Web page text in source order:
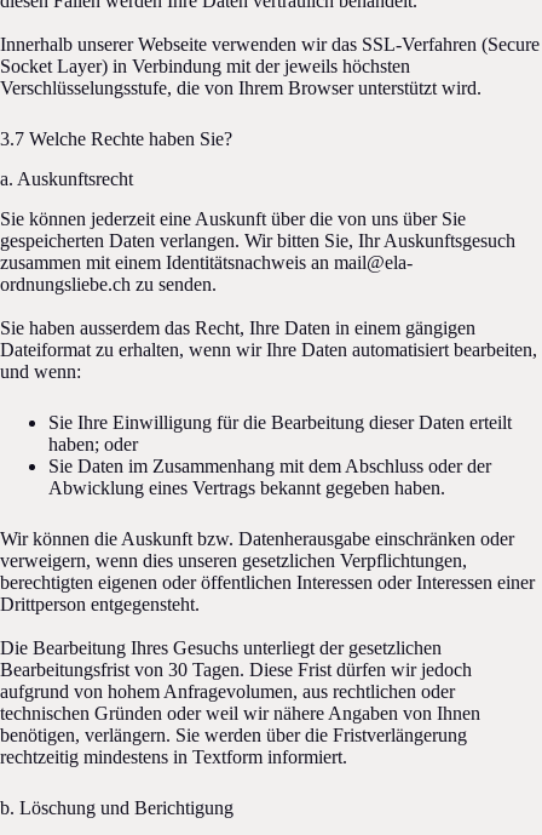
Innerhalb unserer Webseite verwenden wir das SSL-Verfahren (Secure
Socket Layer) in Verbindung mit der jeweils höchsten
Verschlüsselungsstufe, die von Ihrem Browser unterstützt wird.
3.7 Welche Rechte haben Sie?
a. Auskunftsrecht
Sie können jederzeit eine Auskunft über die von uns über Sie
gespeicherten Daten verlangen. Wir bitten Sie, Ihr Auskunftsgesuch
zusammen mit einem Identitätsnachweis an mail@ela-
ordnungsliebe.ch zu senden.
Sie haben ausserdem das Recht, Ihre Daten in einem gängigen
Dateiformat zu erhalten, wenn wir Ihre Daten automatisiert bearbeiten,
und wenn:
Sie Ihre Einwilligung für die Bearbeitung dieser Daten erteilt
haben; oder
Sie Daten im Zusammenhang mit dem Abschluss oder der
Abwicklung eines Vertrags bekannt gegeben haben.
Wir können die Auskunft bzw. Datenherausgabe einschränken oder
verweigern, wenn dies unseren gesetzlichen Verpflichtungen,
berechtigten eigenen oder öffentlichen Interessen oder Interessen einer
Drittperson entgegensteht.
Die Bearbeitung Ihres Gesuchs unterliegt der gesetzlichen
Bearbeitungsfrist von 30 Tagen. Diese Frist dürfen wir jedoch
aufgrund von hohem Anfragevolumen, aus rechtlichen oder
technischen Gründen oder weil wir nähere Angaben von Ihnen
benötigen, verlängern. Sie werden über die Fristverlängerung
rechtzeitig mindestens in Textform informiert.
b. Löschung und Berichtigung